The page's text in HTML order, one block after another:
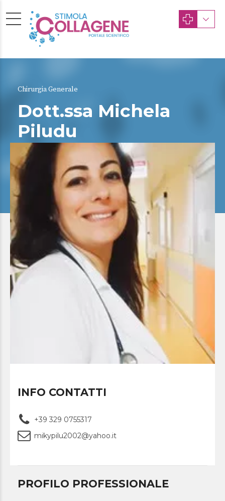
Chirurgia Generale
Dott.ssa Michela
Piludu
CAGLIARI
Albo Provinciale dei Medici Chirurghi di ROMA
(Ordine della Provincia di ROMA) n. 0000057822
INFO CONTATTI
+39 329 0755317
mikypilu2002@yahoo.it
PROFILO PROFESSIONALE